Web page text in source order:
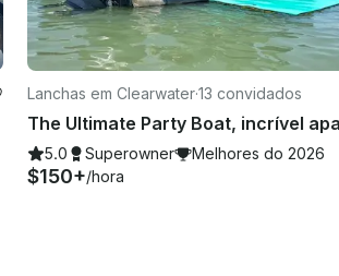
Lanchas em Clearwater·13 convidados
5.0 Superowner Melhores do 2026
$150+/hora